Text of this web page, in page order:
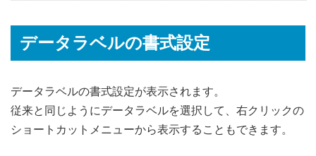
データラベルの書式設定
データラベルの書式設定が表示されます。
従来と同じようにデータラベルを選択して、右クリックの
ショートカットメニューから表示することもできます。